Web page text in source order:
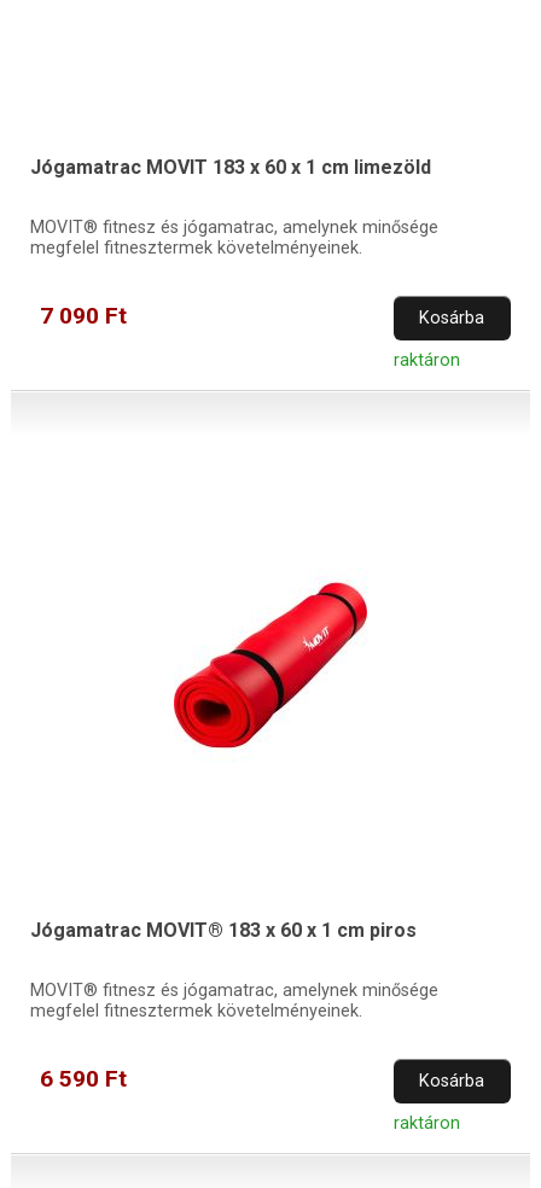
Jógamatrac MOVIT 183 x 60 x 1 cm limezöld
MOVIT® fitnesz és jógamatrac, amelynek minősége
megfelel fitnesztermek követelményeinek.
7 090 Ft Kosárba
raktáron
Jógamatrac MOVIT® 183 x 60 x 1 cm piros
MOVIT® fitnesz és jógamatrac, amelynek minősége
megfelel fitnesztermek követelményeinek.
6 590 Ft Kosárba
raktáron